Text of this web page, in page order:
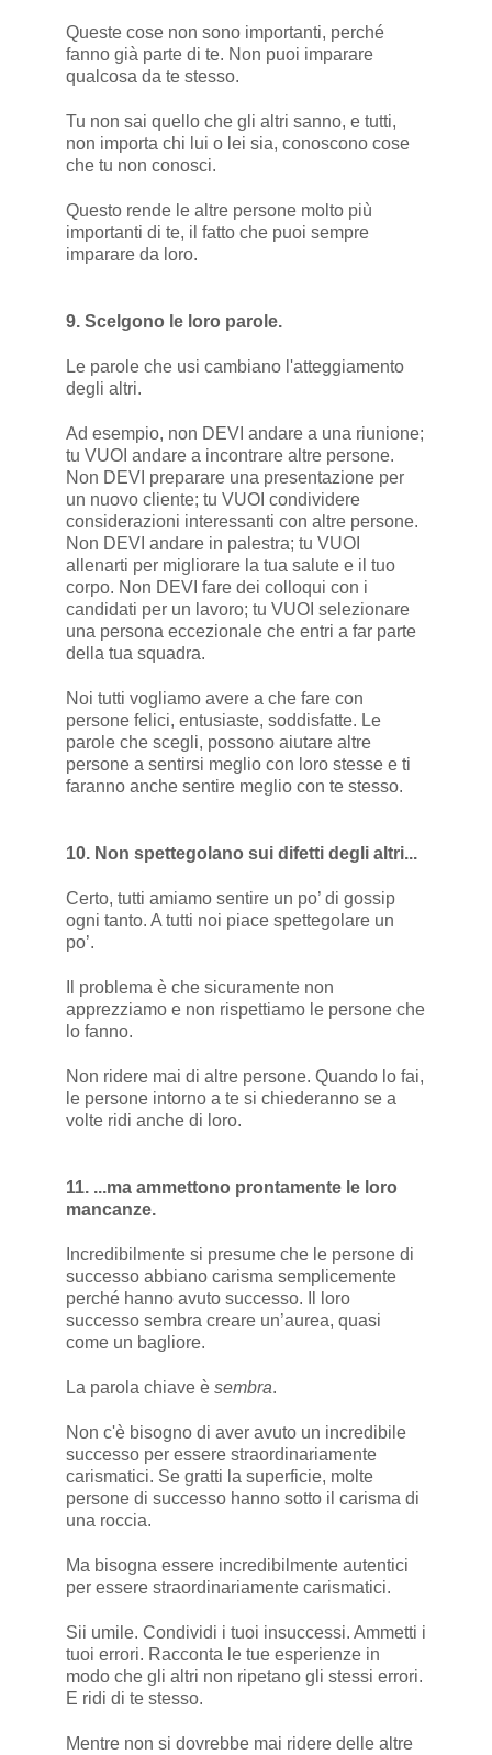
Queste cose non sono importanti, perché
fanno già parte di te. Non puoi imparare
qualcosa da te stesso.
Tu non sai quello che gli altri sanno, e tutti,
non importa chi lui o lei sia, conoscono cose
che tu non conosci.
Questo rende le altre persone molto più
importanti di te, il fatto che puoi sempre
imparare da loro.
9. Scelgono le loro parole.
Le parole che usi cambiano l'atteggiamento
degli altri.
Ad esempio, non DEVI andare a una riunione;
tu VUOI andare a incontrare altre persone.
Non DEVI preparare una presentazione per
un nuovo cliente; tu VUOI condividere
considerazioni interessanti con altre persone.
Non DEVI andare in palestra; tu VUOI
allenarti per migliorare la tua salute e il tuo
corpo. Non DEVI fare dei colloqui con i
candidati per un lavoro; tu VUOI selezionare
una persona eccezionale che entri a far parte
della tua squadra.
Noi tutti vogliamo avere a che fare con
persone felici, entusiaste, soddisfatte. Le
parole che scegli, possono aiutare altre
persone a sentirsi meglio con loro stesse e ti
faranno anche sentire meglio con te stesso.
10. Non spettegolano sui difetti degli altri...
Certo, tutti amiamo sentire un po’ di gossip
ogni tanto. A tutti noi piace spettegolare un
po’.
Il problema è che sicuramente non
apprezziamo e non rispettiamo le persone che
lo fanno.
Non ridere mai di altre persone. Quando lo fai,
le persone intorno a te si chiederanno se a
volte ridi anche di loro.
11. ...ma ammettono prontamente le loro
mancanze.
Incredibilmente si presume che le persone di
successo abbiano carisma semplicemente
perché hanno avuto successo. Il loro
successo sembra creare un’aurea, quasi
come un bagliore.
La parola chiave è sembra.
Non c'è bisogno di aver avuto un incredibile
successo per essere straordinariamente
carismatici. Se gratti la superficie, molte
persone di successo hanno sotto il carisma di
una roccia.
Ma bisogna essere incredibilmente autentici
per essere straordinariamente carismatici.
Sii umile. Condividi i tuoi insuccessi. Ammetti i
tuoi errori. Racconta le tue esperienze in
modo che gli altri non ripetano gli stessi errori.
E ridi di te stesso.
Mentre non si dovrebbe mai ridere delle altre